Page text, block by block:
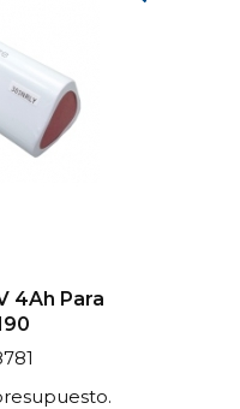
4Ah Para